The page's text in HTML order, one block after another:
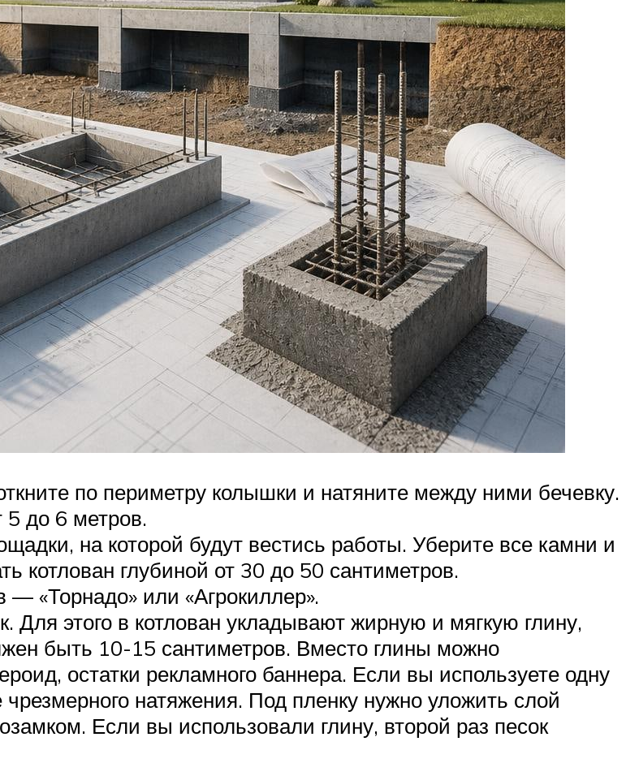
по периметру колышки и натяните между ними бечевку.
до 6 метров.
на которой будут вестись работы. Уберите все камни и
котлован глубиной от 30 до 50 сантиметров.
«Торнадо» или «Агрокиллер».
Для этого в котлован укладывают жирную и мягкую глину,
быть 10-15 сантиметров. Вместо глины можно
остатки рекламного баннера. Если вы используете одну
натяжения. Под пленку нужно уложить слой
Если вы использовали глину, второй раз песок